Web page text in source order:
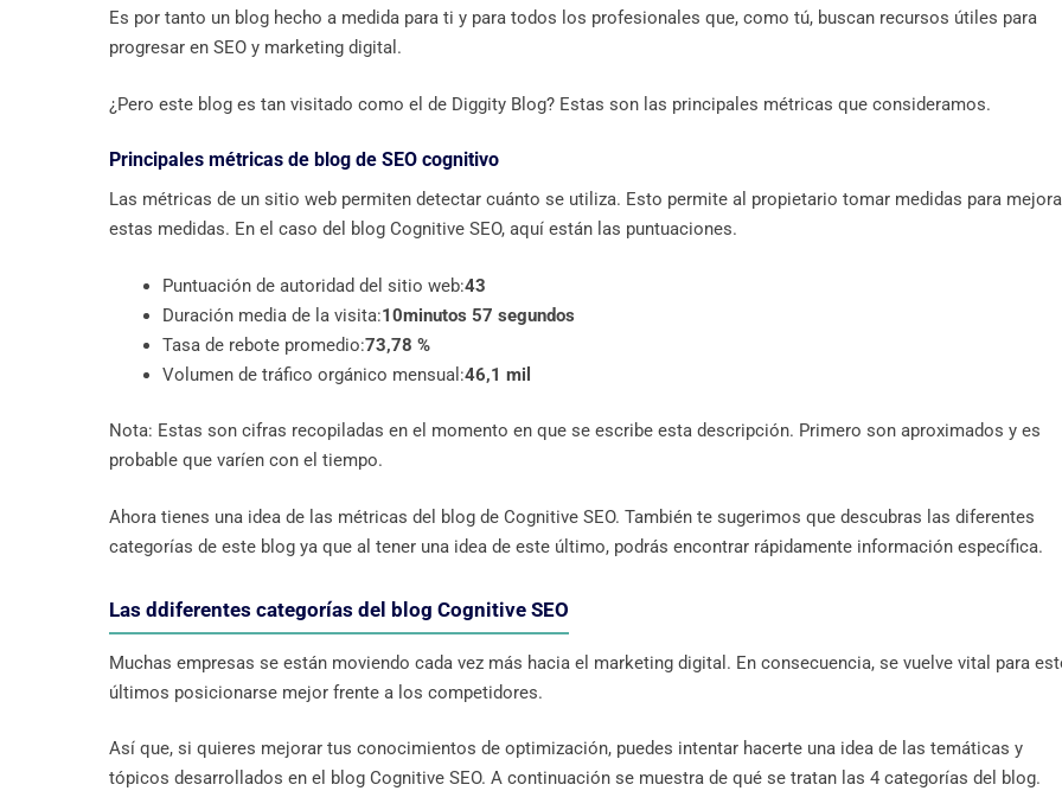
Es por tanto un blog hecho a medida para ti y para todos los profesionales que, como tú, buscan recursos útiles para
progresar en SEO y marketing digital.
¿Pero este blog es tan visitado como el de Diggity Blog? Estas son las principales métricas que consideramos.
Principales métricas de blog de SEO cognitivo
Las métricas de un sitio web permiten detectar cuánto se utiliza. Esto permite al propietario tomar medidas para
estas medidas. En el caso del blog Cognitive SEO, aquí están las puntuaciones.
Puntuación de autoridad del sitio web:43
Duración media de la visita:10minutos 57 segundos
Tasa de rebote promedio:73,78 %
Volumen de tráfico orgánico mensual:46,1 mil
Nota: Estas son cifras recopiladas en el momento en que se escribe esta descripción. Primero son aproximados y es
probable que varíen con el tiempo.
Ahora tienes una idea de las métricas del blog de Cognitive SEO. También te sugerimos que descubras las diferentes
categorías de este blog ya que al tener una idea de este último, podrás encontrar rápidamente información específica.
Las ddiferentes categorías del blog Cognitive SEO
Muchas empresas se están moviendo cada vez más hacia el marketing digital. En consecuencia, se vuelve vital para
últimos posicionarse mejor frente a los competidores.
Así que, si quieres mejorar tus conocimientos de optimización, puedes intentar hacerte una idea de las temáticas y
tópicos desarrollados en el blog Cognitive SEO. A continuación se muestra de qué se tratan las 4 categorías del blog.